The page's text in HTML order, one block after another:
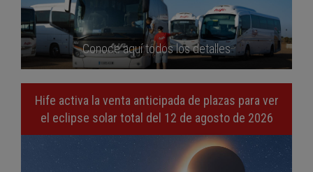
Conoce aquí todos los detalles
Hife activa la venta anticipada de plazas para ver
el eclipse solar total del 12 de agosto de 2026